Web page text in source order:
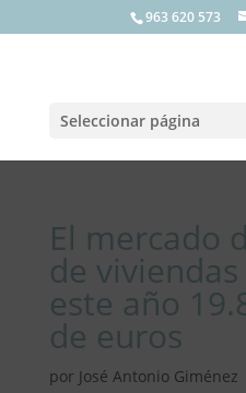
963 620 573
Seleccionar página
El mercado
de
este año
de euros
por José Antonio Giménez